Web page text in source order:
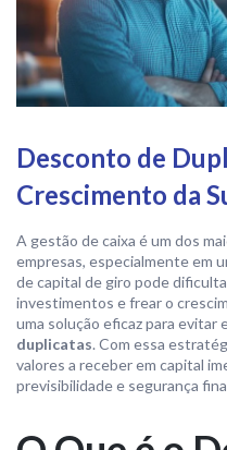
Desconto de
Crescimento da
A gestão de caixa é um dos
empresas, especialmente em
de capital de giro pode
investimentos e frear o
uma solução eficaz para evitar
duplicatas. Com essa
valores a receber em capital
previsibilidade e segurança